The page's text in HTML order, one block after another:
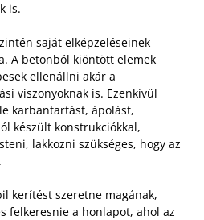
is.
saját elképzeléseinek
A betonból kiöntött elemek
ellenállni akár a
viszonyoknak is. Ezenkívül
karbantartást, ápolást,
készült konstrukciókkal,
lakkozni szükséges, hogy az
kerítést szeretne magának,
felkeresnie a honlapot, ahol az